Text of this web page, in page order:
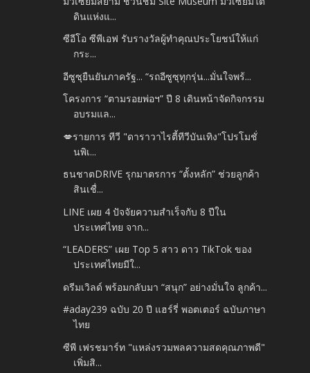
ดินแห่งแ...
ซีอีโอ ซีพีเอฟ รับรางวัลผู้ทำคุณประโยชน์ให้แก่
กระ...
อีซูซุยืนยันภาครัฐ... “รถอีซูซุทุกรุ่น...มั่นใจพร้...
โครงการ “ตามรอยพ่อฯ” ปี 8 เดินหน้าจัดกิจกรรม
อบรมแล...
💋รายการ ทีวี "ดาราวาไรตี้ทีวีบันเทิง"โปรโมชั่
นพิเ...
ธนชาตDRIVE รุกมาตรการ “ตั้งหลัก” ช่วยลูกค้า
สินเชื่...
LINE เผย 4 ปัจจัยความสำเร็จกับ 8 ปีใน
ประเทศไทย จาก...
“LEADERS” เผย Top 5 สาว ดาว TikTok ของ
ประเทศไทยมีใ...
ดรีมเวิลด์ พร้อมกลับมา “สนุก” อย่างมั่นใจ ลูกค้า...
#aday239 ฉบับ 20 ปี แฮร์รี่ พอตเตอร์ ฉบับภาษา
ไทย
ซีพี เฟรชมาร์ท "แหล่งรวมพลความสดคุณภาพดี"
เพิ่มสิ...